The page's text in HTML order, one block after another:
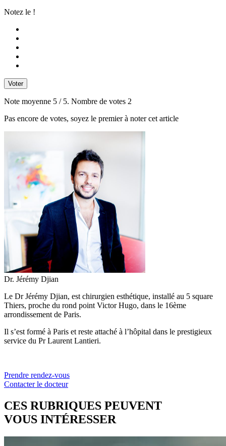
Notez le !
Voter
Note moyenne 5 / 5. Nombre de votes 2
Pas encore de votes, soyez le premier à noter cet article
Dr. Jérémy Djian
Le Dr Jérémy Djian, est chirurgien esthétique, installé au 5 square
Thiers, proche du rond point Victor Hugo, dans le 16ème
arrondissement de Paris.
Il s’est formé à Paris et reste attaché à l’hôpital dans le prestigieux
service du Pr Laurent Lantieri.
Prendre rendez-vous
Contacter le docteur
CES RUBRIQUES PEUVENT
VOUS INTÉRESSER